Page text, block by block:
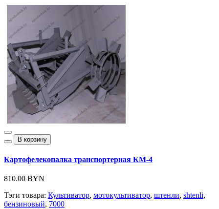
В корзину
Картофелекопалка транспортерная КМ-4
810.00 BYN
Тэги товара: Культиватор, мотокультиватор, штенли, shtenli,
бензиновый, 7000